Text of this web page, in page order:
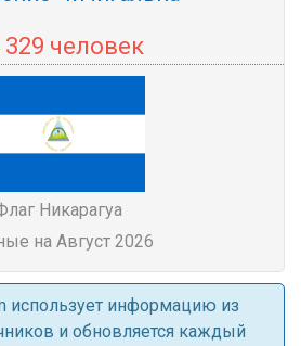
329 человек
Никарагуа
на Август 2026
использует информацию из
и обновляется каждый